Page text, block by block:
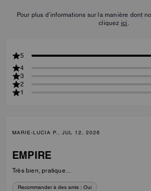
Pour plus d’informations sur la manière dont
cliquez ici
5
4
3
2
1
MARIE-LUCIA P., JUL 12, 2026
EMPIRE
Très bien, pratique...
Recommander à des amis : Oui